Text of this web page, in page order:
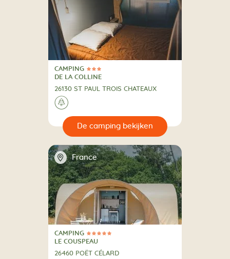
3 Sterren
CAMPING
CAMPING
DE LA COLLINE
26130 ST PAUL TROIS CHATEAUX
🌲
📍 France
5 Sterren
CAMPING
CAMPING
LE COUSPEAU
26460 POËT CÉLARD